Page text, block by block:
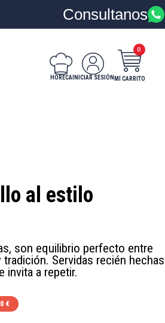
Consultanos
HORECA INICIAR SESIÓN MI CARRITO
0
al estilo
son equilibrio perfecto entre
Servidas recién hechas
invita a repetir.
€